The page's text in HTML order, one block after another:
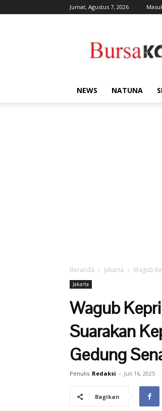
Jumat, Agustus 7, 2026
NEWS NATUNA
Beranda Jakarta Wagub
Jakarta
Wagub
Suarakan
Gedung
Penulis Redaksi - Juli 16, 2025
Bagikan